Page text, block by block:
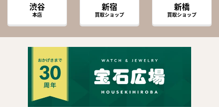
渋谷
本店
新宿
買取ショップ
新橋
買取ショップ